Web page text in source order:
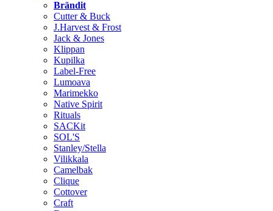
Brändit
Cutter & Buck
J.Harvest & Frost
Jack & Jones
Klippan
Kupilka
Label-Free
Lumoava
Marimekko
Native Spirit
Rituals
SACKit
SOL'S
Stanley/Stella
Vilikkala
Camelbak
Clique
Cottover
Craft